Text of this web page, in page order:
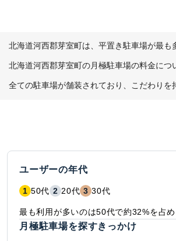
北海道河西郡芽室町は、平置き駐車場が最も
北海道河西郡芽室町の月極駐車場の料金に
全ての駐車場が舗装されており、こだわりを
ユーザーの年代
1 50代 2 20代 3 30代
最も利用が多いのは50代で約32%を占
月極駐車場を探すきっかけ